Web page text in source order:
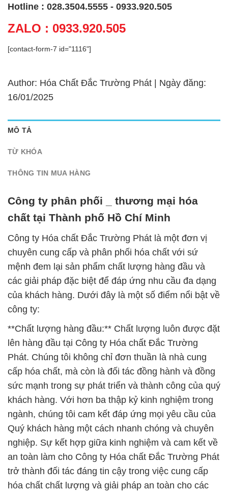
Hotline : 028.3504.5555 - 0933.920.505
ZALO : 0933.920.505
[contact-form-7 id="1116"]
Author: Hóa Chất Đắc Trường Phát | Ngày đăng:
16/01/2025
MÔ TẢ
TỪ KHÓA
THÔNG TIN MUA HÀNG
Công ty phân phối _ thương mại hóa
chất tại Thành phố Hồ Chí Minh
Công ty Hóa chất Đắc Trường Phát là một đơn vị
chuyên cung cấp và phân phối hóa chất với sứ
mệnh đem lại sản phẩm chất lượng hàng đầu và
các giải pháp đặc biệt để đáp ứng nhu cầu đa dạng
của khách hàng. Dưới đây là một số điểm nổi bật về
công ty:
**Chất lượng hàng đầu:** Chất lượng luôn được đặt
lên hàng đầu tại Công ty Hóa chất Đắc Trường
Phát. Chúng tôi không chỉ đơn thuần là nhà cung
cấp hóa chất, mà còn là đối tác đồng hành và đồng
sức mạnh trong sự phát triển và thành công của quý
khách hàng. Với hơn ba thập kỷ kinh nghiệm trong
ngành, chúng tôi cam kết đáp ứng mọi yêu cầu của
Quý khách hàng một cách nhanh chóng và chuyên
nghiệp. Sự kết hợp giữa kinh nghiệm và cam kết về
an toàn làm cho Công ty Hóa chất Đắc Trường Phát
trở thành đối tác đáng tin cậy trong việc cung cấp
hóa chất chất lượng và giải pháp an toàn cho các